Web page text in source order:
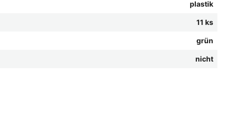
plastik
11 ks
grün
nicht